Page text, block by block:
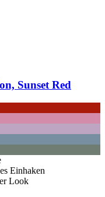
Sunset Red
Einhaken
Look